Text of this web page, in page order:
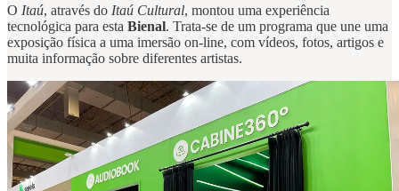
O Itaú, através do Itaú Cultural, montou uma experiência
tecnológica para esta Bienal. Trata-se de um programa que une uma
exposição física a uma imersão on-line, com vídeos, fotos, artigos e
muita informação sobre diferentes artistas.